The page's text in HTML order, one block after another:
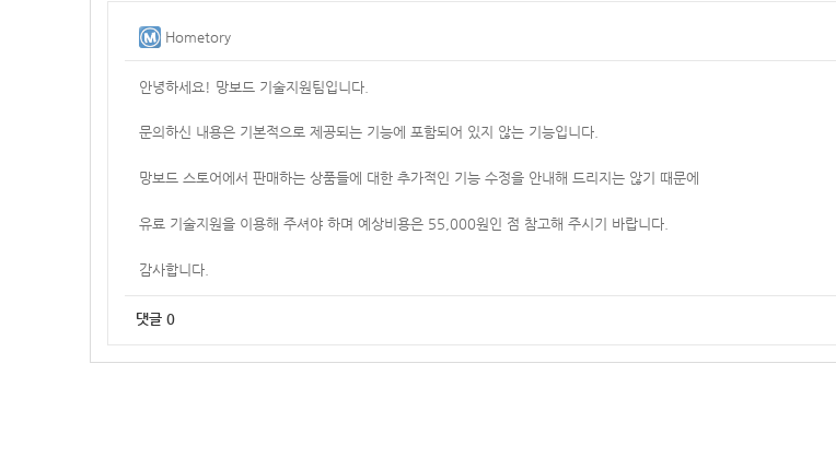
Hometory
안녕하세요! 망보드 기술지원팀입니다.
문의하신 내용은 기본적으로 제공되는 기능에 포함되어 있지 않는 기능입니다.
망보드 스토어에서 판매하는 상품들에 대한 추가적인 기능 수정을 안내해 드리지는 않기 때문에
유료 기술지원을 이용해 주셔야 하며 예상비용은 55,000원인 점 참고해 주시기 바랍니다.
감사합니다.
댓글 0